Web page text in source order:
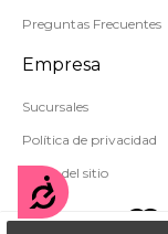
Accesibilidad
Preguntas Frecuentes
Empresa
Sucursales
Política de privacidad
Mapa del sitio